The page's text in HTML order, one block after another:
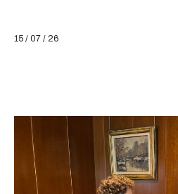
15 / 07 / 26